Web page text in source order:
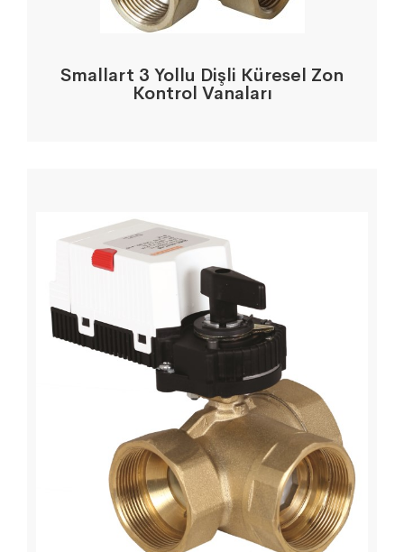
Smallart 3 Yollu Dişli Küresel Zon
Kontrol Vanaları